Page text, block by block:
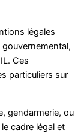
légales
gouvernemental,
Ces
particuliers sur
gendarmerie, ou
cadre légal et